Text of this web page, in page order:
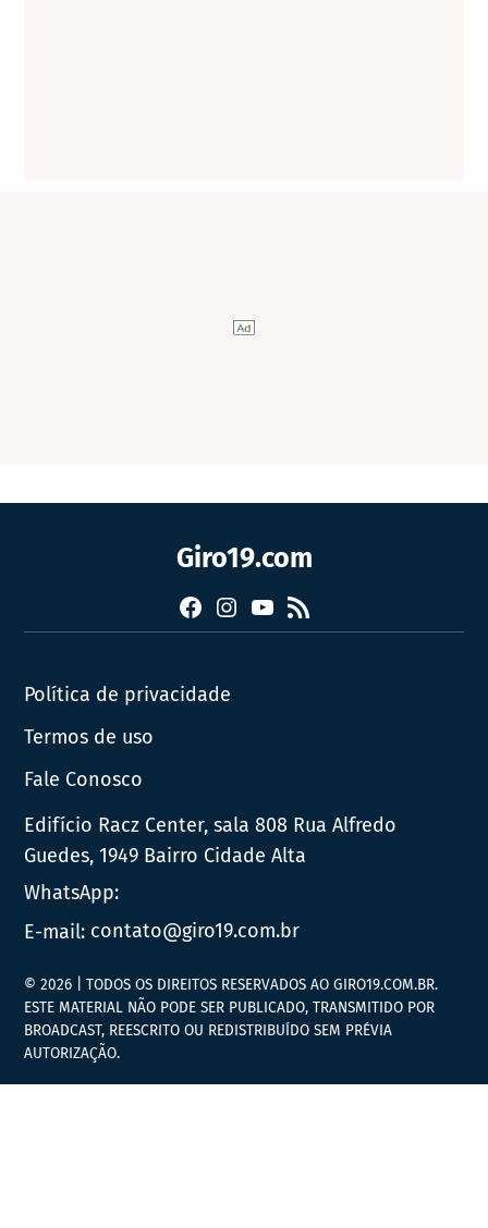
Giro19.com
FacebookInstagram
YouTube
RSS
Política de privacidade
Termos de uso
Fale Conosco
Edifício Racz Center, sala 808 Rua Alfredo
Guedes, 1949 Bairro Cidade Alta
WhatsApp:
E-mail: contato@giro19.com.br
© 2026 | TODOS OS DIREITOS RESERVADOS AO GIRO19.COM.BR.
ESTE MATERIAL NÃO PODE SER PUBLICADO, TRANSMITIDO POR
BROADCAST, REESCRITO OU REDISTRIBUÍDO SEM PRÉVIA
AUTORIZAÇÃO.